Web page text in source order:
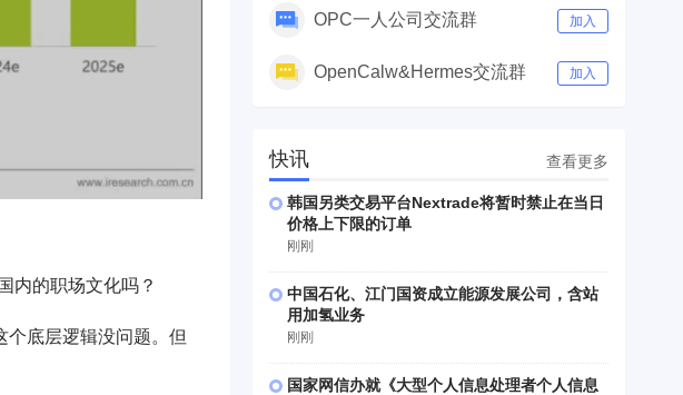
内的职场文化吗？
个底层逻辑没问题。但
OPC一人公司交流群 加入
OpenCalw&Hermes交流群 加入
快讯 查看更多
韩国另类交易平台Nextrade将暂时禁止在当日
价格上下限的订单
刚刚
中国石化、江门国资成立能源发展公司，含站
用加氢业务
刚刚
国家网信办就《大型个人信息处理者个人信息